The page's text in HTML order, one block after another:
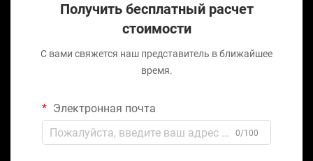
Получить бесплатный расчет
стоимости
С вами свяжется наш представитель в ближайшее
время.
Электронная почта
0/100